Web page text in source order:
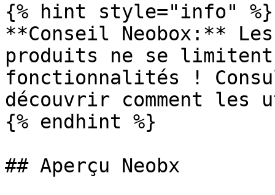
{% hint style="info" %}
**Conseil Neobox:**
produits ne se
fonctionnalités !
découvrir comment
{% endhint %}
## Aperçu Neobx